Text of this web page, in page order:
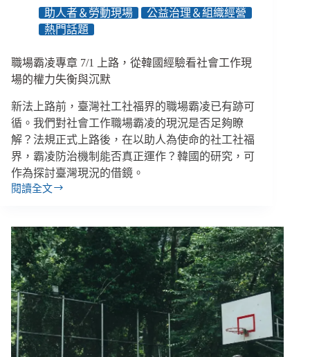
為
球
助人者＆勞動現場
公益治理＆組織經營
熱門話題
職場霸凌專章 7/1 上路，從韓國經驗看社會工作現
場的權力失衡與沉默
新法上路前，臺灣社工社福界的職場霸凌已有跡可
循。我們對社會工作職場霸凌的現況是否足夠瞭
解？法規正式上路後，在以助人為使命的社工社福
界，霸凌防治機制能否真正運作？韓國的研究，可
作為探討臺灣現況的借鏡。
閱讀全文
職
凌
專
章
7/1
上
路，
從
韓
國